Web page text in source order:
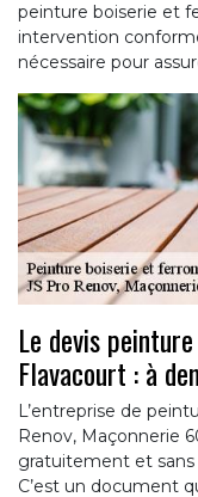
peinture boiserie et
intervention
nécessaire pour
Le devis
Flavacourt : à
L’entreprise de
Renov, Maçonnerie
gratuitement et
C’est un document